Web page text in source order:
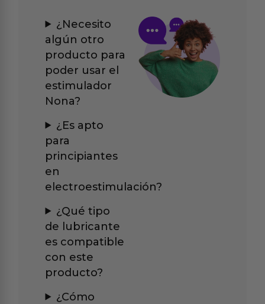
¿Necesito
algún otro
producto para
poder usar el
estimulador
Nona?
¿Es apto
para
principiantes
en
electroestimulación?
¿Qué tipo
de lubricante
es compatible
con este
producto?
¿Cómo